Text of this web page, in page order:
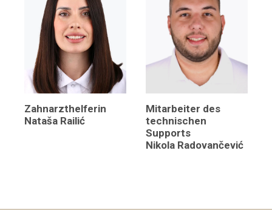
Zahnarzthelferin
Nataša Railić
Mitarbeiter des
technischen
Supports
Nikola Radovančević